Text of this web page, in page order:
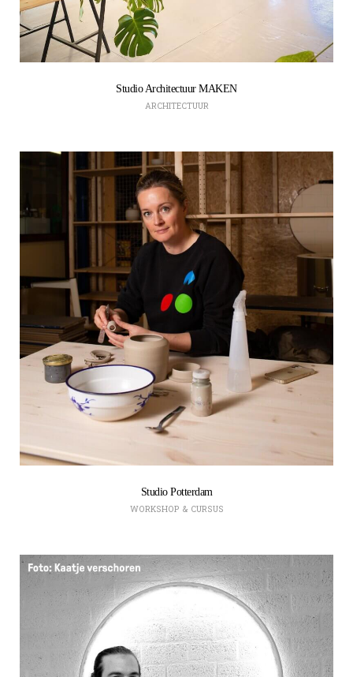
Studio Architectuur MAKEN
ARCHITECTUUR
Studio Potterdam
WORKSHOP & CURSUS